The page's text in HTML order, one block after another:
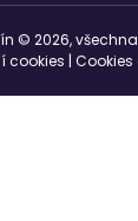
© 2026,
cookies